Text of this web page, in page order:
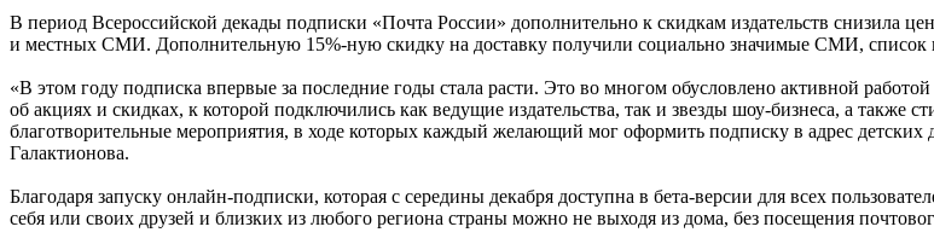
В период Всероссийской декады подписки «Почта России» дополнительно к скидкам издательств снизила
и местных СМИ. Дополнительную 15%-ную скидку на доставку получили социально значимые СМИ, список
«В этом году подписка впервые за последние годы стала расти. Это во многом обусловлено активной
об акциях и скидках, к которой подключились как ведущие издательства, так и звезды шоу-бизнеса, а
благотворительные мероприятия, в ходе которых каждый желающий мог оформить подписку в адрес
Галактионова.
Благодаря запуску онлайн-подписки, которая с середины декабря доступна в бета-версии для всех
себя или своих друзей и близких из любого региона страны можно не выходя из дома, без посещения